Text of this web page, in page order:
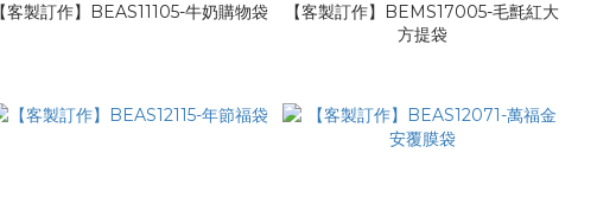
【客製訂作】BEAS11105-牛奶購物袋
【客製訂作】BEMS17005-毛氈紅大
方提袋